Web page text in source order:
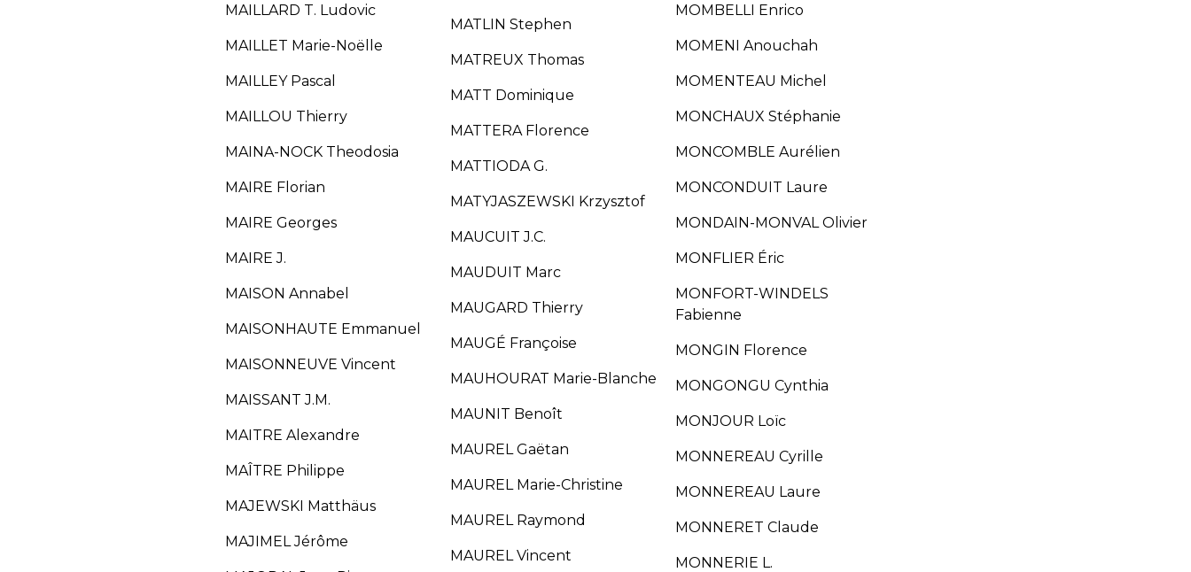
MAILLARD T. Ludovic
MAILLET Marie-Noëlle
MAILLEY Pascal
MAILLOU Thierry
MAINA-NOCK Theodosia
MAIRE Florian
MAIRE Georges
MAIRE J.
MAISON Annabel
MAISONHAUTE Emmanuel
MAISONNEUVE Vincent
MAISSANT J.M.
MAITRE Alexandre
MAÎTRE Philippe
MAJEWSKI Matthäus
MAJIMEL Jérôme
MATLIN Stephen
MATREUX Thomas
MATT Dominique
MATTERA Florence
MATTIODA G.
MATYJASZEWSKI Krzysztof
MAUCUIT J.C.
MAUDUIT Marc
MAUGARD Thierry
MAUGÉ Françoise
MAUHOURAT Marie-Blanche
MAUNIT Benoît
MAUREL Gaëtan
MAUREL Marie-Christine
MAUREL Raymond
MAUREL Vincent
MOMBELLI Enrico
MOMENI Anouchah
MOMENTEAU Michel
MONCHAUX Stéphanie
MONCOMBLE Aurélien
MONCONDUIT Laure
MONDAIN-MONVAL Olivier
MONFLIER Éric
MONFORT-WINDELS
Fabienne
MONGIN Florence
MONGONGU Cynthia
MONJOUR Loïc
MONNEREAU Cyrille
MONNEREAU Laure
MONNERET Claude
MONNERIE L.